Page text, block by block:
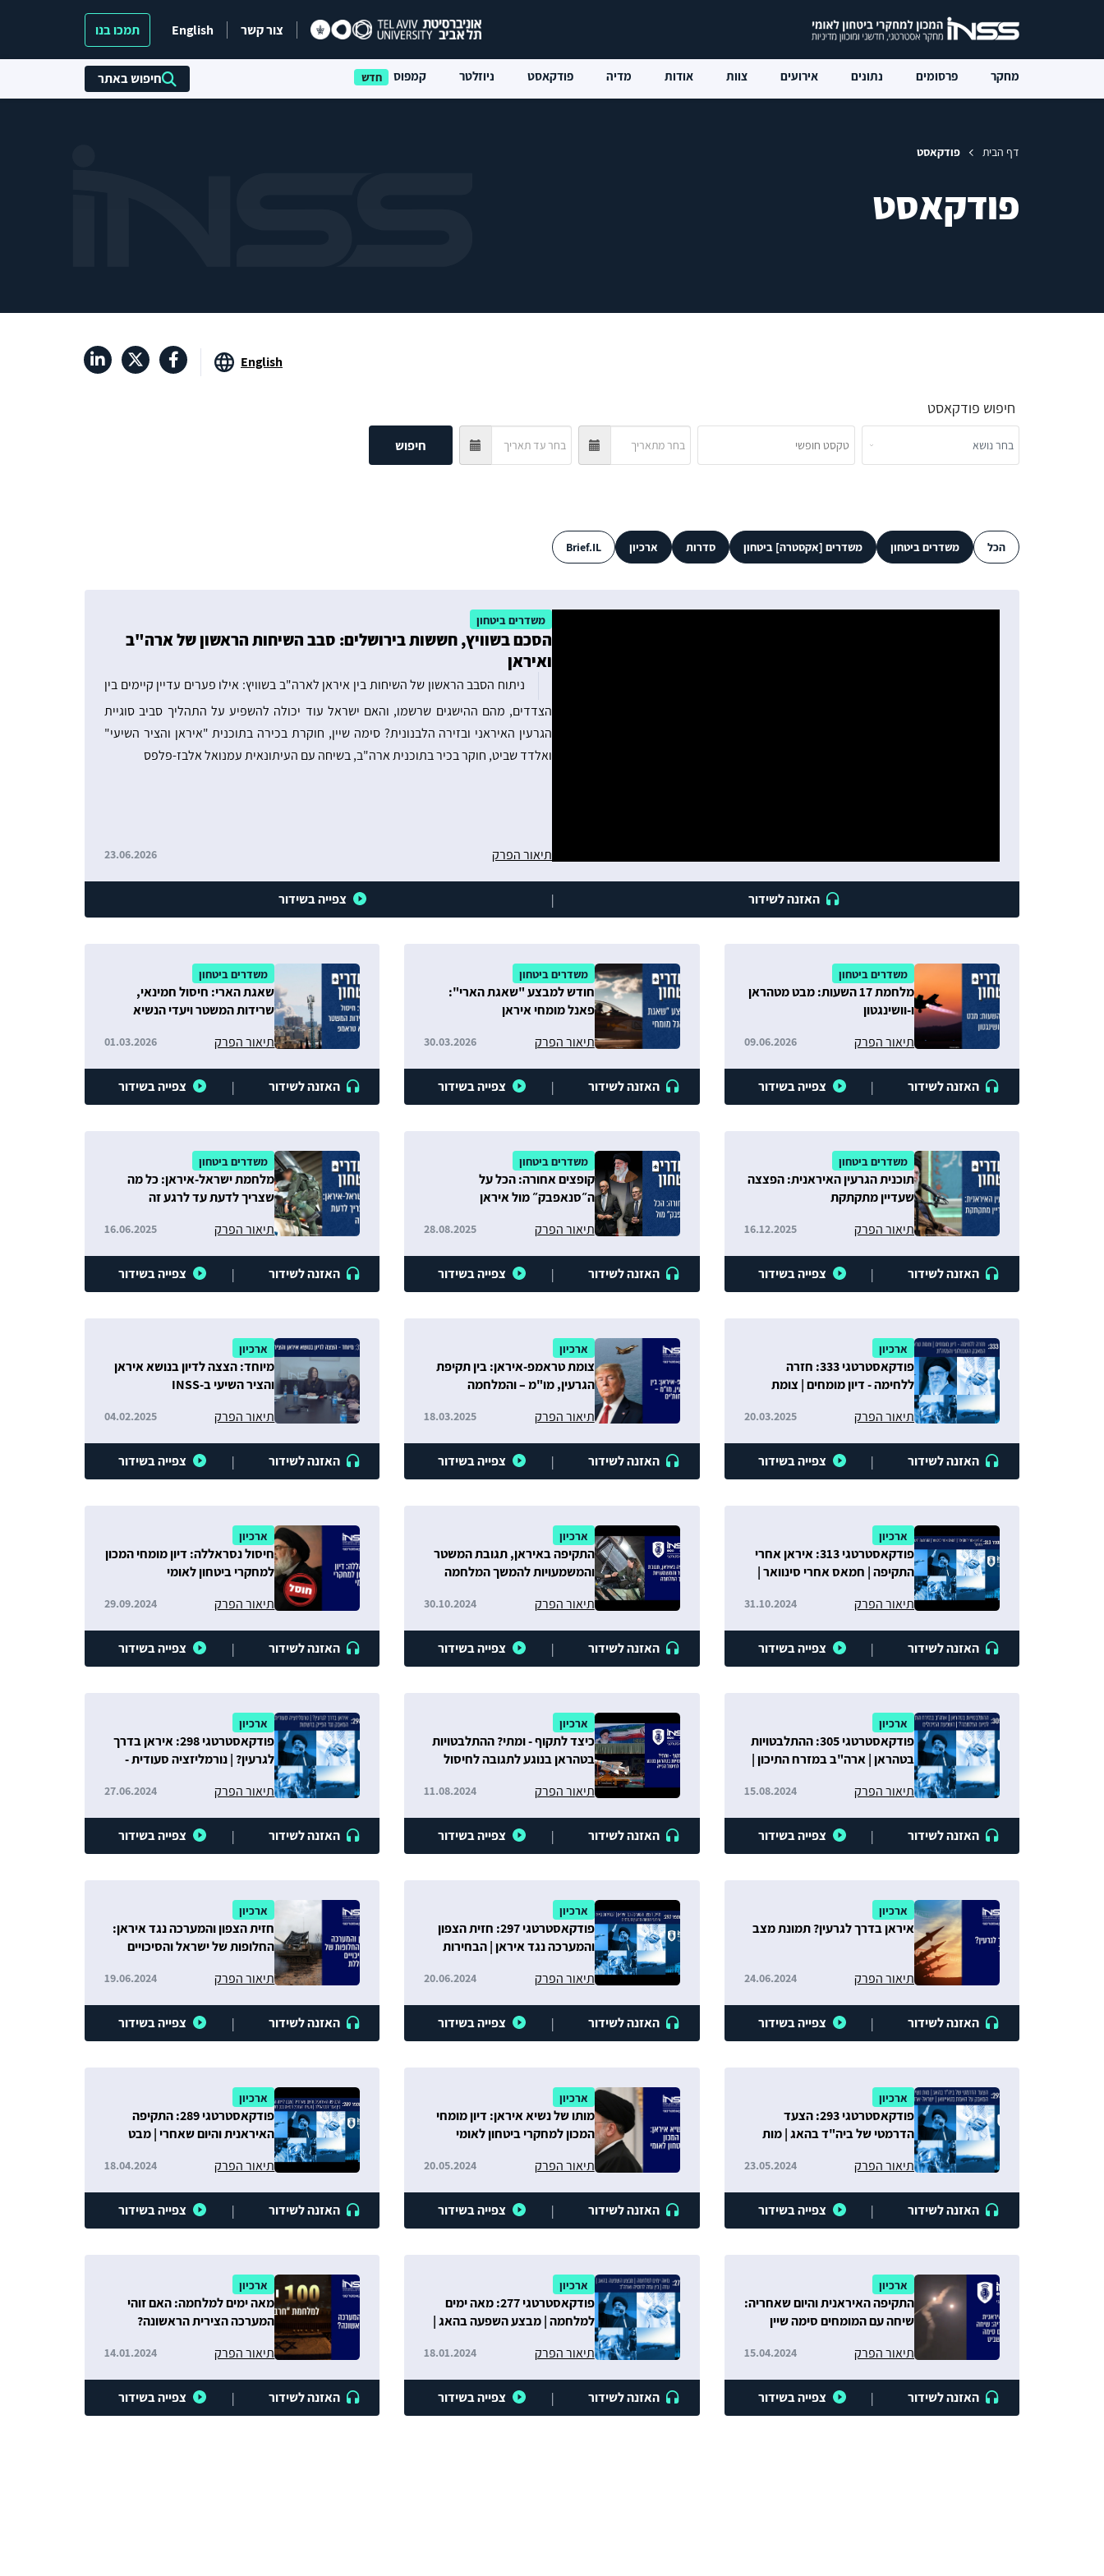
צור קשר English תמכו בנו
מחקר פרסומים נתונים אירועים צוות אודות מדיה פודקאסט ניוזלטר קמפוס חיפוש באתר
דף הבית פודקאסט
פודקאסט
English
חיפוש פודקאסט
חיפוש
הכל משדרים ביטחון משדרים [אקסטרה] ביטחון סדרות ארכיון Brief.IL
משדרים ביטחון
הסכם בשוויץ, חששות בירושלים: סבב השיחות הראשון של ארה"ב
ואיראן
ניתוח הסבב הראשון של השיחות בין איראן לארה"ב בשוויץ: אילו פערים עדיין קיימים בין
הצדדים, מהם ההישגים שרשמו, והאם ישראל עוד יכולה להשפיע על התהליך סביב סוגיית
הגרעין האיראני ובזירה הלבנונית? סימה שיין, חוקרת בכירה בתוכנית "איראן והציר השיעי"
ואלדד שביט, חוקר בכיר בתוכנית ארה"ב, בשיחה עם העיתונאית עמנואל אלבז-פלפס
תיאור הפרק 23.06.2026
האזנה לשידור | צפייה בשידור
משדרים ביטחון
מלחמת 17 השעות: מבט מטהראן
ו-וושינגטון
תיאור הפרק
09.06.2026
האזנה לשידור | צפייה בשידור
משדרים ביטחון
חודש למבצע "שאגת הארי":
פאנל מומחי איראן
תיאור הפרק
30.03.2026
האזנה לשידור | צפייה בשידור
משדרים ביטחון
שאגת הארי: חיסול חמינאי,
שרידות המשטר ויעדי הנשיא
טראמפ
תיאור הפרק
01.03.2026
האזנה לשידור | צפייה בשידור
משדרים ביטחון
תוכנית הגרעין האיראנית: הפצצה
שעדיין מתקתקת
תיאור הפרק
16.12.2025
האזנה לשידור | צפייה בשידור
משדרים ביטחון
קופצים אחורה: הכל על
ה״סנאפבק״ מול איראן
תיאור הפרק
28.08.2025
האזנה לשידור | צפייה בשידור
משדרים ביטחון
מלחמת ישראל-איראן: כל מה
שצריך לדעת עד לרגע זה
תיאור הפרק
16.06.2025
האזנה לשידור | צפייה בשידור
ארכיון
פודקאסטרטגי 333: חזרה
ללחימה - דיון מומחים | צומת
הטכנולוגי והמזה"ת
תיאור הפרק 20.03.2025
האזנה לשידור | צפייה בשידור
ארכיון
צומת טראמפ-איראן: בין תקיפת
הגרעין, מו"מ – והמלחמה
תיאור הפרק
18.03.2025
האזנה לשידור | צפייה בשידור
ארכיון
מיוחד: הצצה לדיון בנושא איראן
והציר השיעי ב-INSS
תיאור הפרק
04.02.2025
האזנה לשידור | צפייה בשידור
ארכיון
פודקאסטרטגי 313: איראן אחרי
התקיפה | חמאס אחרי סינוואר |
תיאור הפרק
31.10.2024
האזנה לשידור | צפייה בשידור
ארכיון
התקיפה באיראן, תגובת המשטר
והמשמעויות להמשך המלחמה
תיאור הפרק
30.10.2024
האזנה לשידור | צפייה בשידור
ארכיון
חיסול נסראללה: דיון מומחי המכון
למחקרי ביטחון לאומי
תיאור הפרק
29.09.2024
האזנה לשידור | צפייה בשידור
ארכיון
פודקאסטרטגי 305: ההתלבטויות
בטהראן | ארה"ב במזרח התיכון |
הסיכולים
תיאור הפרק 15.08.2024
האזנה לשידור | צפייה בשידור
ארכיון
כיצד לתקוף - ומתי? ההתלבטויות
בטהראן בנוגע לתגובה לחיסול
תיאור הפרק
11.08.2024
האזנה לשידור | צפייה בשידור
ארכיון
פודקאסטרטגי 298: איראן בדרך
לגרעין? | נורמליזציה סעודית -
פתרון קסם? | המאבק נגד הפייק
ברשתות
תיאור הפרק 27.06.2024
האזנה לשידור | צפייה בשידור
ארכיון
איראן בדרך לגרעין? תמונת מצב
תיאור הפרק 24.06.2024
האזנה לשידור | צפייה בשידור
ארכיון
פודקאסטרטגי 297: חזית הצפון
והמערכה נגד איראן | הבחירות
העזתית
תיאור הפרק 20.06.2024
האזנה לשידור | צפייה בשידור
ארכיון
חזית הצפון והמערכה נגד איראן:
החלופות של ישראל והסיכויים
למלחמה כוללת
תיאור הפרק
19.06.2024
האזנה לשידור | צפייה בשידור
ארכיון
פודקאסטרטגי 293: הצעד
הדרמטי של ביה"ד בהאג | מות
בטאייוואן | ישראל-ארה"ב
תיאור הפרק 23.05.2024
האזנה לשידור | צפייה בשידור
ארכיון
מותו של נשיא איראן: דיון מומחי
המכון למחקרי ביטחון לאומי
תיאור הפרק
20.05.2024
האזנה לשידור | צפייה בשידור
ארכיון
פודקאסטרטגי 289: התקיפה
האיראנית והיום שאחרי | מבט
לזירה הצפונית | השיח העזתי:
חמאס בנקודת שבירה?
תיאור הפרק 18.04.2024
האזנה לשידור | צפייה בשידור
ארכיון
התקיפה האיראנית והיום שאחריה:
שיחה עם המומחים סימה שיין
תיאור הפרק
15.04.2024
האזנה לשידור | צפייה בשידור
ארכיון
פודקאסטרטגי 277: מאה ימים
למלחמה | מבצע השפעה בהאג |
לרוסיה וארה"ב
תיאור הפרק 18.01.2024
האזנה לשידור | צפייה בשידור
ארכיון
מאה ימים למלחמה: האם זוהי
המערכה הצירית הראשונה?
תיאור הפרק
14.01.2024
האזנה לשידור | צפייה בשידור